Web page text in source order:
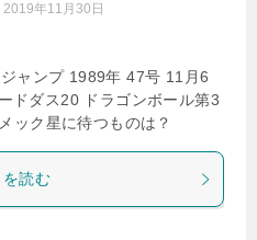
2019年11月30日
ャンプ 1989年 47号 11月6
ドダス20 ドラゴンボール第3
ック星に待つものは？
読む